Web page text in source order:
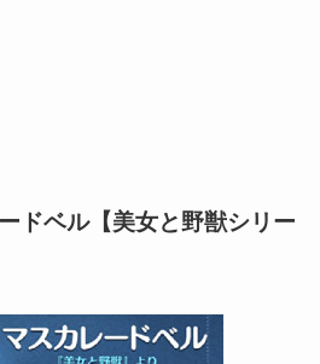
ドベル【美女と野獣シリー